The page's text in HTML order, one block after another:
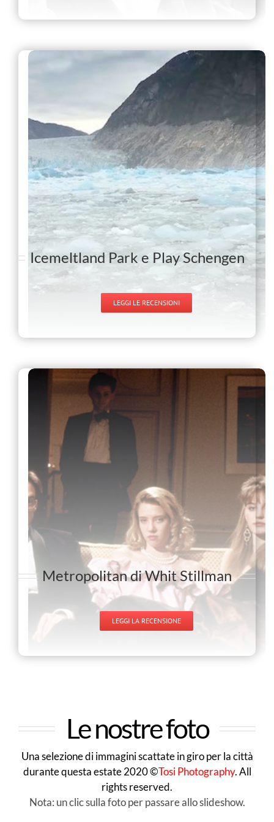
Icemeltland Park e Play Schengen
LEGGI LE RECENSIONI
Metropolitan di Whit Stillman
LEGGI LA RECENSIONE
Le nostre foto
Una selezione di immagini scattate in giro per la città
durante questa estate 2020 ©Tosi Photography. All
rights reserved.
Nota: un clic sulla foto per passare allo slideshow.